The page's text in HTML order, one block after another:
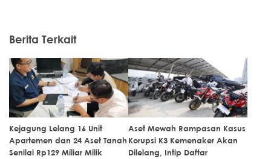
Berita Terkait
Kejagung Lelang 16 Unit
Apartemen dan 24 Aset Tanah
Senilai Rp129 Miliar Milik
Aset Mewah Rampasan Kasus
Korupsi K3 Kemenaker Akan
Dilelang, Intip Daftar